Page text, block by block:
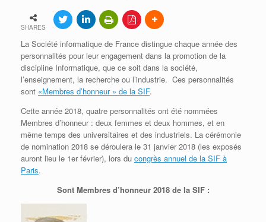
SHARES
La Société informatique de France distingue chaque année des
personnalités pour leur engagement dans la promotion de la
discipline Informatique, que ce soit dans la société,
l’enseignement, la recherche ou l’industrie. Ces personnalités
sont «Membres d’honneur » de la SIF.
Cette année 2018, quatre personnalités ont été nommées
Membres d’honneur : deux femmes et deux hommes, et en
même temps des universitaires et des industriels. La cérémonie
de nomination 2018 se déroulera le 31 janvier 2018 (les exposés
auront lieu le 1er février), lors du congrès annuel de la SIF à
Paris.
Sont Membres d’honneur 2018 de la SIF :